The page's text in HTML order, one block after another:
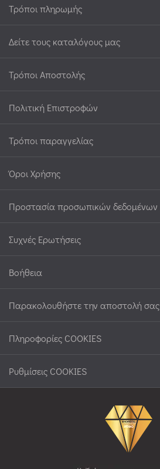
Τρόποι πληρωμής
Δείτε τους καταλόγους μας
Τρόποι Αποστολής
Πολιτική Επιστροφών
Τρόποι παραγγελίας
Όροι Χρήσης
Προστασία προσωπικών δεδομένων
Συχνές Ερωτήσεις
Βοήθεια
Παρακολουθήστε την αποστολή σας
Πληροφορίες COOKIES
Ρυθμίσεις COOKIES